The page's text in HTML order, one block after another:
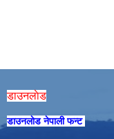
डाउनलाेड
डाउनलाेड नेपाली फन्ट